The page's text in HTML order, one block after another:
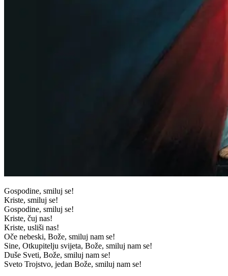
Gospodine, smiluj se!
Kriste, smiluj se!
Gospodine, smiluj se!
Kriste, čuj nas!
Kriste, usliši nas!
Oče nebeski, Bože, smiluj nam se!
Sine, Otkupitelju svijeta, Bože, smiluj nam se!
Duše Sveti, Bože, smiluj nam se!
Sveto Trojstvo, jedan Bože, smiluj nam se!